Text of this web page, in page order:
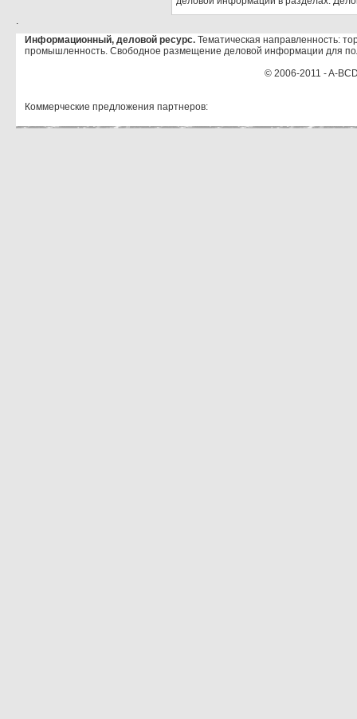
.
Информационный, деловой ресурс. Тематическая направленность:
промышленность. Свободное размещение деловой информации для
© 2006-2011 - A-
Коммерческие предложения партнеров: